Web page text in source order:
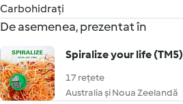
Carbohidrați
De asemenea, prezentat în
Spiralize your life (TM5)
17 rețete
Australia și Noua Zeelandă